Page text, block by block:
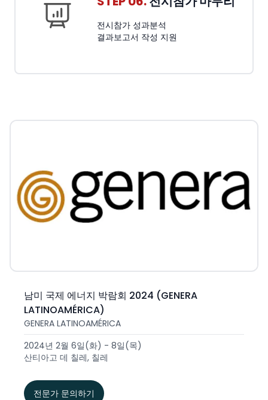
전시참가 성과분석
결과보고서 작성 지원
남미 국제 에너지 박람회 2024 (GENERA
LATINOAMÉRICA)
GENERA LATINOAMÉRICA
2024년 2월 6일(화) - 8일(목)
산티아고 데 칠레, 칠레
전문가 문의하기